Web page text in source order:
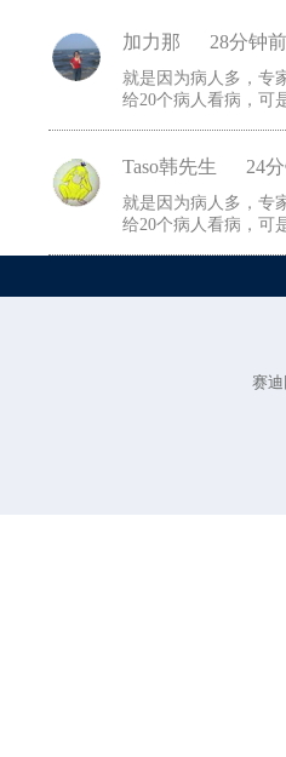
加力那 28分钟前
就是因为病人多，专
给20个病人看病，可
Taso韩先生 24
就是因为病人多，专
给20个病人看病，可
赛迪